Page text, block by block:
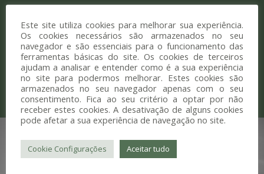
Para os profissionais da área de
medicina dentária que precisam de
estar prontos para qualquer situação.
Acesso a marcas, produtos e preços
exclusivos.
Este site utiliza cookies para melhorar sua experiência.
Os cookies necessários são armazenados no seu
navegador e são essenciais para o funcionamento das
ferramentas básicas do site. Os cookies de terceiros
ajudam a analisar e entender como é a sua experiência
no site para podermos melhorar. Estes cookies são
armazenados no seu navegador apenas com o seu
consentimento. Fica ao seu critério a optar por não
receber estes cookies. A desativação de alguns cookies
pode afetar a sua experiência de navegação no site.
Cookie Configurações Aceitar tudo